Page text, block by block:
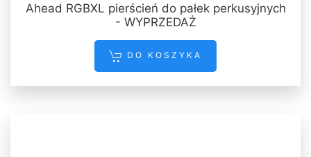
Ahead RGBXL pierścień do pałek perkusyjnych
- WYPRZEDAŻ
DO KOSZYKA